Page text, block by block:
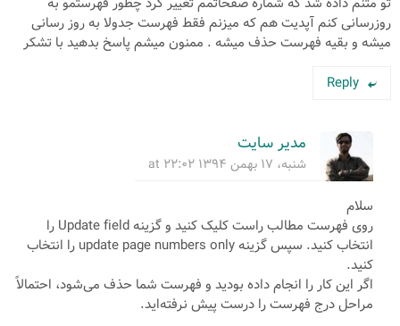
روزرسانی کنم آپدیت هم که میزنم فقط فهرست جدولا به روز رسانی
میشه و بقیه فهرست حذف میشه . ممنون میشم پاسخ بدهید با تشکر
Reply
مدیر سایت
شنبه، ۱۷ بهمن ۱۳۹۴ at ۲۲:۰۲
سلام
روی فهرست مطالب راست کلیک کنید و گزینه Update field را
انتخاب کنید. سپس گزینه update page numbers only را انتخاب
کنید.
اگر این کار را انجام داده بودید و فهرست شما حذف می‌شود، احتمالاً
مراحل درج فهرست را درست پیش نرفته‌اید.